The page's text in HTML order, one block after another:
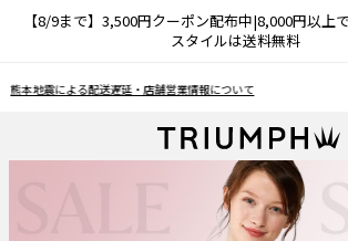
【8/9まで】3,500円クーポン配布中|8,000円以上
スタイルは送料無料
お気に入り機能をご利用のお客様へ